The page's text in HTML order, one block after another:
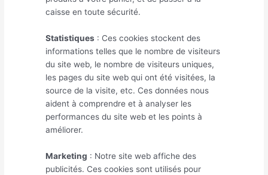
caisse en toute sécurité.
Statistiques: Ces cookies stockent des
informations telles que le nombre de visiteurs
du site web, le nombre de visiteurs uniques,
les pages du site web qui ont été visitées, la
source de la visite, etc. Ces données nous
aident à comprendre et à analyser les
performances du site web et les points à
améliorer.
Marketing : Notre site web affiche des
publicités. Ces cookies sont utilisés pour